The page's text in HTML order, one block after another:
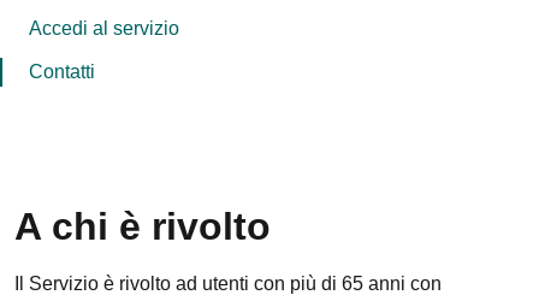
Accedi al servizio
Contatti
A chi è rivolto
Il Servizio è rivolto ad utenti con più di 65 anni con